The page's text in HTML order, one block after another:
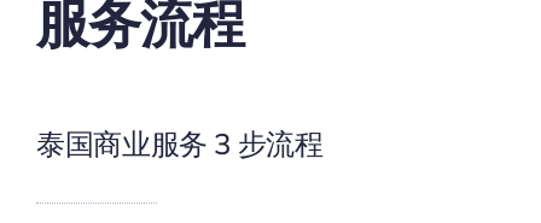
服务流程
泰国商业服务 3 步流程